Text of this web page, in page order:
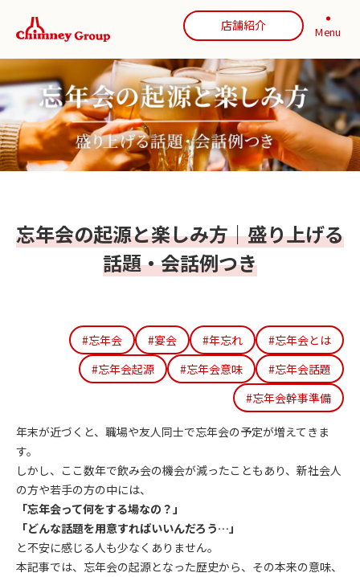
店舗紹介 Menu
忘年会の起源と楽しみ方｜盛り上げる
話題・会話例つき
#忘年会 #宴会 #年忘れ
#忘年会とは
#忘年会起源
#忘年会意味
#忘年会話題
#忘年会幹事準備
年末が近づくと、職場や友人同士で忘年会の予定が増えてきま
す。
しかし、ここ数年で飲み会の機会が減ったこともあり、新社会人
の方や若手の方の中には、
「忘年会って何をする場なの？」
「どんな話題を用意すればいいんだろう…」
と不安に感じる人も少なくありません。
本記事では、忘年会の起源となった歴史から、その本来の意味、